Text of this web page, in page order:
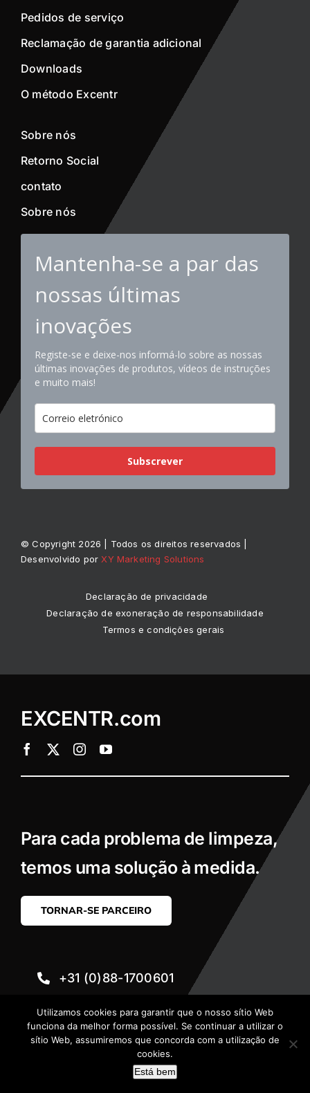
Pedidos de serviço
Reclamação de garantia adicional
Downloads
O método Excentr
Sobre nós
Retorno Social
contato
Sobre nós
Mantenha-se a par das
nossas últimas
inovações
Registe-se e deixe-nos informá-lo sobre as nossas
últimas inovações de produtos, vídeos de instruções
e muito mais!
Subscrever
© Copyright 2026 | Todos os direitos reservados |
Desenvolvido por XY Marketing Solutions
Declaração de privacidade
Declaração de exoneração de responsabilidade
Termos e condições gerais
EXCENTR.com
Para cada problema de limpeza,
temos uma solução à medida.
TORNAR-SE PARCEIRO
+31 (0)88-1700601
excentrinfo@ .com
Utilizamos cookies para garantir que o nosso sítio Web
funciona da melhor forma possível. Se continuar a utilizar o
sítio Web, assumiremos que concorda com a utilização de
cookies.
Está bem